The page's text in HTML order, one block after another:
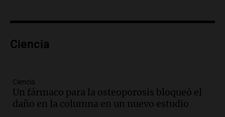
tributo todos los jueves
Episodios
sea, va a ser lindo”
La Cadena del Gol
Episodios
Ciencia
Ciencia
Un fármaco para la osteoporosis bloqueó el
daño en la columna en un nuevo estudio